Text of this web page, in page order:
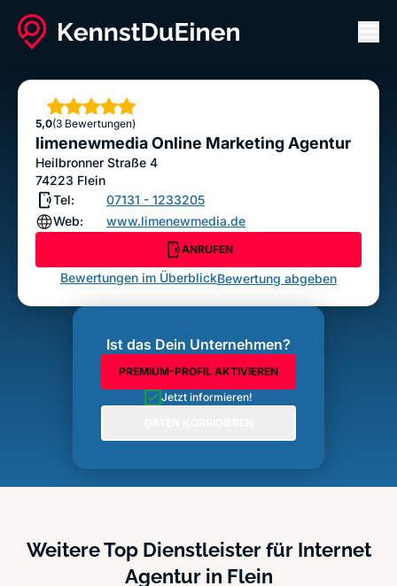
limenewmedia Online Marketing Agentur
5,0
Sterne
(3 Bewertungen)
limenewmedia Online Marketing Agentur
Heilbronner Straße 4
74223 Flein
Tel:
07131 - 1233205
Web:
www.limenewmedia.de
ANRUFEN
Bewertungen im ÜberblickBewertung abgeben
Ist das Dein Unternehmen?
PREMIUM-PROFIL AKTIVIEREN
Jetzt informieren!
Weitere Top Dienstleister für Internet
Agentur in Flein